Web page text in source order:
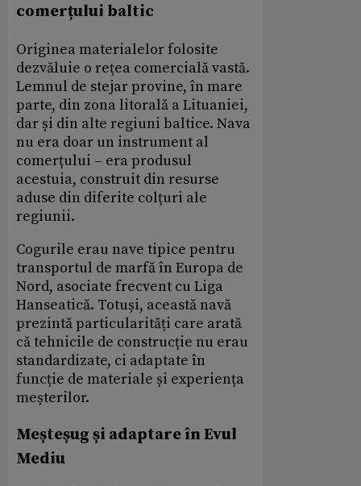
comerțului baltic
Originea materialelor folosite
dezvăluie o rețea comercială vastă.
Lemnul de stejar provine, în mare
parte, din zona litorală a Lituaniei,
dar și din alte regiuni baltice. Nava
nu era doar un instrument al
comerțului – era produsul
acestuia, construit din resurse
aduse din diferite colțuri ale
regiunii.
Cogurile erau nave tipice pentru
transportul de marfă în Europa de
Nord, asociate frecvent cu Liga
Hanseatică. Totuși, această navă
prezintă particularități care arată
că tehnicile de construcție nu erau
standardizate, ci adaptate în
funcție de materiale și experiența
meșterilor.
Meșteșug și adaptare în Evul
Mediu